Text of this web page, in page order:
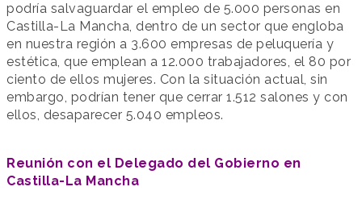
podría salvaguardar el empleo de 5.000 personas en
Castilla-La Mancha, dentro de un sector que engloba
en nuestra región a 3.600 empresas de peluquería y
estética, que emplean a 12.000 trabajadores, el 80 por
ciento de ellos mujeres. Con la situación actual, sin
embargo, podrían tener que cerrar 1.512 salones y con
ellos, desaparecer 5.040 empleos.
Reunión con el Delegado del Gobierno en
Castilla-La Mancha